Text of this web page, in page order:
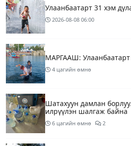
Улаанбаатарт 31 хэм
2026-08-08 06:00
МАРГААШ: Улаанбаатарт
4 цагийн өмнө
Шатахуун дамлан
илрүүлэн шалгаж байна
6 цагийн өмнө 2